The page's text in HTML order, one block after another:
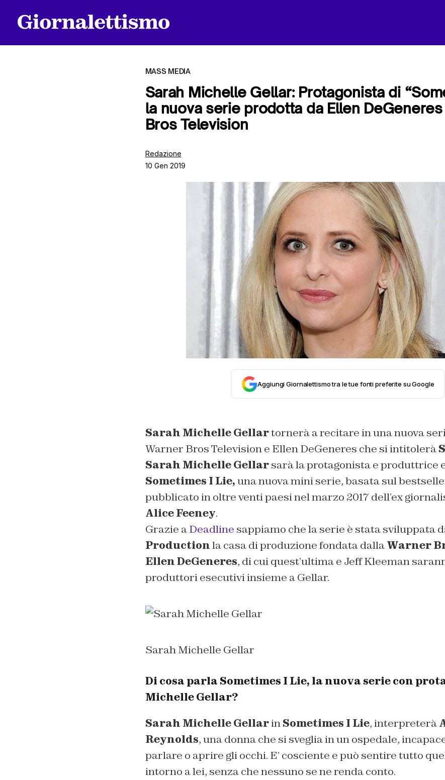
MASS MEDIA
Sarah Michelle Gellar: Protagonista di
la nuova serie prodotta da Ellen
Bros Television
Redazione
10 Gen 2019
Aggiungi Giornalettismo tra le tue fonti preferite su Google
Sarah Michelle Gellartornerà a recitare in una nuova
Warner Bros Television e Ellen DeGeneres che si intitolerà
Sarah Michelle Gellarsarà la protagonista e produttrice
Sometimes I Lie,una nuova mini serie, basata sul
pubblicato in oltre venti paesi nel marzo 2017 dell’ex
Alice Feeney.
Grazie aDeadline sappiamo che la serie è stata sviluppata
Productionla casa di produzione fondata dallaWarner
Ellen DeGeneres, di cui quest’ultima e Jeff Kleeman
produttori esecutivi insieme a Gellar.
Sarah Michelle Gellar
Di cosa parla Sometimes I Lie, la nuova serie con
Michelle Gellar?
Sarah Michelle GellarinSometimes I Lie, interpreterà
Reynolds, una donna che si sveglia in un ospedale,
parlare o aprire gli occhi. E’ cosciente e può sentire tutto
intorno a lei, senza che nessuno se ne renda conto.